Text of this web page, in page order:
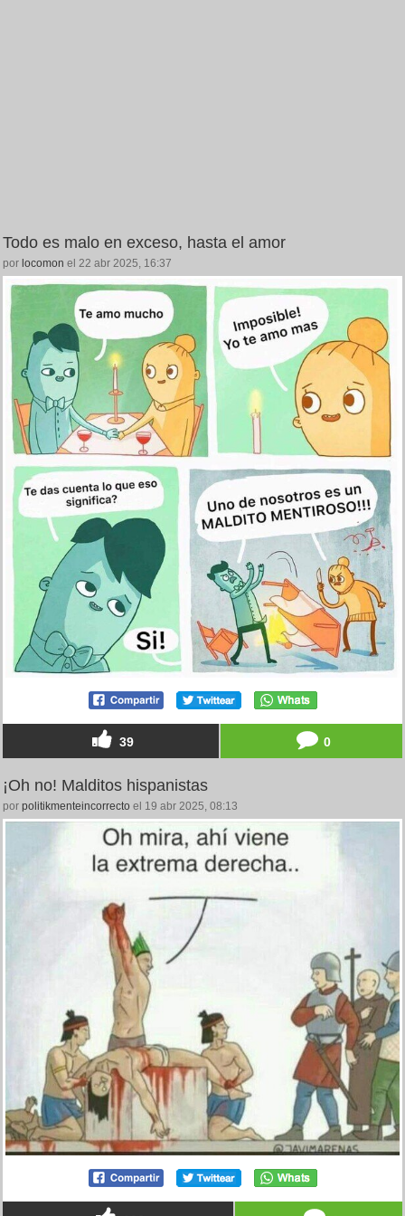
Todo es malo en exceso, hasta el amor
por locomon el 22 abr 2025, 16:37
39 0
¡Oh no! Malditos hispanistas
por politikmenteincorrecto el 19 abr 2025, 08:13